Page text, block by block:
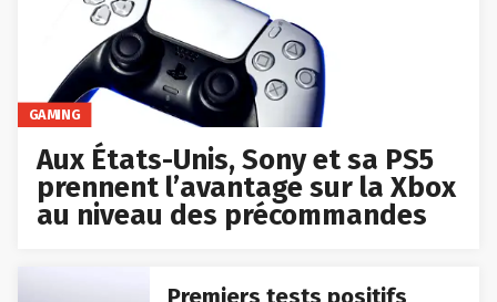
GAMING
Aux États-Unis, Sony et sa PS5
prennent l’avantage sur la Xbox
au niveau des précommandes
Premiers tests positifs